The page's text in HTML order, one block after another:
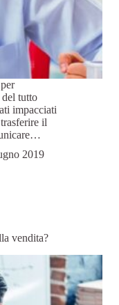
tutto
impacciati
il
2019
vendita?